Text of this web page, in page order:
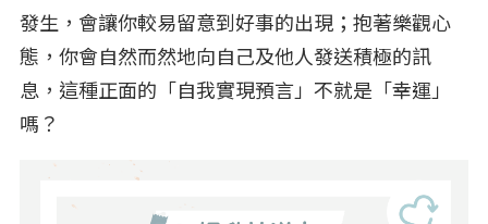
發生，會讓你較易留意到好事的出現；抱著樂觀心
態，你會自然而然地向自己及他人發送積極的訊
息，這種正面的「自我實現預言」不就是「幸運」
嗎？